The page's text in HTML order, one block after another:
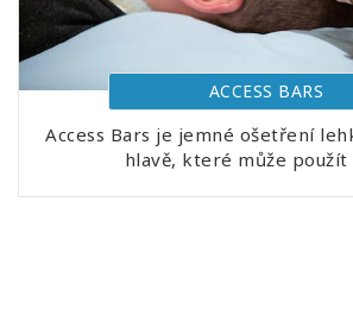
ACCESS BARS
Access Bars je jemné ošetření
hlavě, které může použít